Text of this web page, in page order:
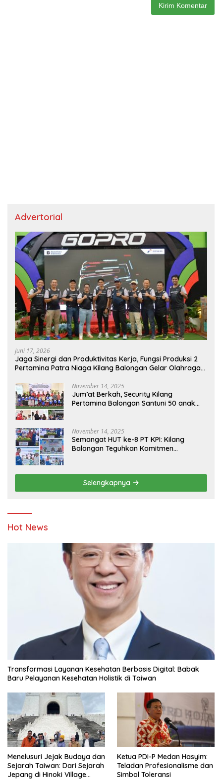
Advertorial
Juni 17, 2026
Jaga Sinergi dan Produktivitas Kerja, Fungsi Produksi 2
Pertamina Patra Niaga Kilang Balongan Gelar Olahraga
November 14, 2025
Jum’at Berkah, Security Kilang
Pertamina Balongan Santuni 50 anak
November 14, 2025
Semangat HUT ke-8 PT KPI: Kilang
Balongan Teguhkan Komitmen
Pendidikan
Selengkapnya
Hot News
Transformasi Layanan Kesehatan Berbasis Digital: Babak
Baru Pelayanan Kesehatan Holistik di Taiwan
Menelusuri Jejak Budaya dan
Sejarah Taiwan: Dari Sejarah
Jepang di Hinoki Village
Ketua PDI-P Medan Hasyim:
Teladan Profesionalisme dan
Simbol Toleransi